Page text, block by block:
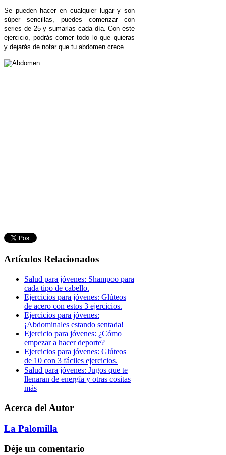
Se pueden hacer en cualquier lugar y son
súper sencillas, puedes comenzar con
series de 25 y sumarlas cada día. Con este
ejercicio, podrás comer todo lo que quieras
y dejarás de notar que tu abdomen crece.
Artículos Relacionados
Salud para jóvenes: Shampoo para
cada tipo de cabello.
Ejercicios para jóvenes: Glúteos
de acero con estos 3 ejercicios.
Ejercicios para jóvenes:
¡Abdominales estando sentada!
Ejercicio para jóvenes: ¿Cómo
empezar a hacer deporte?
Ejercicios para jóvenes: Glúteos
de 10 con 3 fáciles ejercicios.
Salud para jóvenes: Jugos que te
llenaran de energía y otras cositas
más
Acerca del Autor
La Palomilla
Déje un comentario